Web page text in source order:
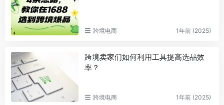
跨境电商 1年前 (2025)
跨境卖家们如何利用工具提高选品效
率？
跨境电商 1年前 (2025)